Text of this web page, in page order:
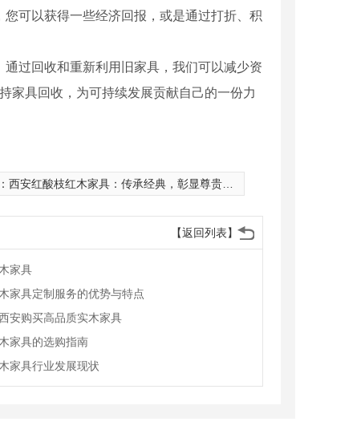
可以获得一些经济回报，或是通过打折、积
过回收和重新利用旧家具，我们可以减少资
家具回收，为可持续发展贡献自己的一份力
西安红酸枝红木家具：传承经典，彰显尊贵与气质
【返回列表】
家具
家具定制服务的优势与特点
安购买高品质实木家具
家具的选购指南
家具行业发展现状